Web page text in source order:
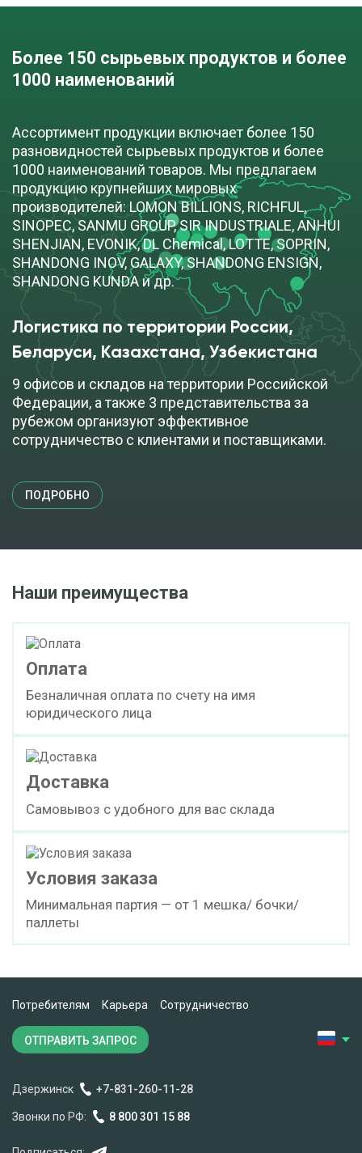
Более 150 сырьевых продуктов и более
1000 наименований
Ассортимент продукции включает более 150
разновидностей сырьевых продуктов и более
1000 наименований товаров. Мы предлагаем
продукцию крупнейших мировых
производителей: LOMON BILLIONS, RICHFUL,
SINOPEC, SANMU GROUP, SIR INDUSTRIALE, ANHUI
SHENJIAN, EVONIK, DL Chemical, LOTTE, SOPRIN,
SHANDONG INOV, GALAXY, SHANDONG ENSIGN,
SHANDONG KUNDA и др.
Логистика по территории России,
Беларуси, Казахстана, Узбекистана
9 офисов и складов на территории Российской
Федерации, а также 3 представительства за
рубежом организуют эффективное
сотрудничество с клиентами и поставщиками.
ПОДРОБНО
Наши преимущества
Оплата
Безналичная оплата по счету на имя
юридического лица
Доставка
Самовывоз с удобного для вас склада
Условия заказа
Минимальная партия — от 1 мешка/ бочки/
паллеты
Потребителям Карьера Сотрудничество
ОТПРАВИТЬ ЗАПРОС
Дзержинск +7-831-260-11-28
Звонки по РФ: 8 800 301 15 88